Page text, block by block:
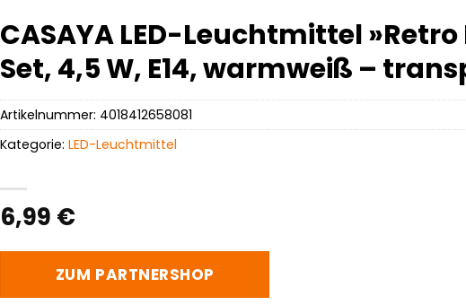
CASAYA LED-Leuchtmittel »Retro
Set, 4,5 W, E14, warmweiß –
6,99 €
ZUM PARTNERSHOP
Artikelnummer: 4018412658081
Kategorie:LED-Leuchtmittel